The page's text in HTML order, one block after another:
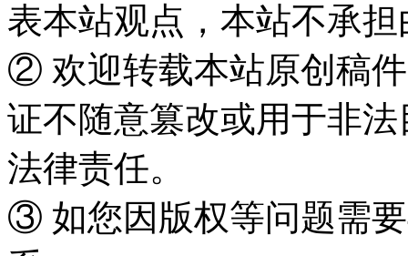
表本站观点，本站不承
② 欢迎转载本站原创稿
证不随意篡改或用于非
法律责任。
③ 如您因版权等问题需